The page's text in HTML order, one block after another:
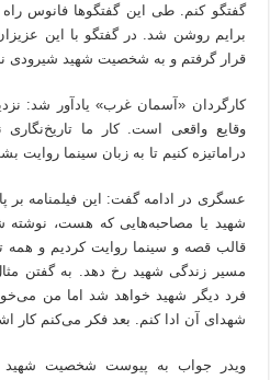
گفتگو کنم. طی این گفتگوها فانوس
برایم روشن شد. در گفتگو با این
قرار گرفتم و به شخصیت شهید شیرودی
وقایع واقعی است‌. کار ما تاریخ‌نگاری
دراماتیزه کنیم تا به زبان سینما روایت
عسگری در ادامه گفت: این فیلمنامه بر
شهید یا مصاحبه‌هایی که هست، نوشته
قالب قصه و سینما روایت کردیم و همه
فرد دیگر شهید خواهد شد اما من
شهدای آن ادا کنم. بعد فکر می‌کنم کار
ویدر جواب به پیوست شخصیت شهید